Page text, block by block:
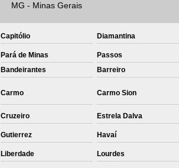
Private Label Camisetas
Private Label de Camisetas
Private Label Têxtil
Sublimação
Sublimação de Estampa em
Sublimação em Camisetas de
Sublimação em Tecido
MG - Minas Gerais
Capitólio Diamantina
Pará de Minas Passos
Bandeirantes Barreiro
Carmo Carmo Sion
Cruzeiro Estrela Dalva
Gutierrez Havaí
Liberdade Lourdes